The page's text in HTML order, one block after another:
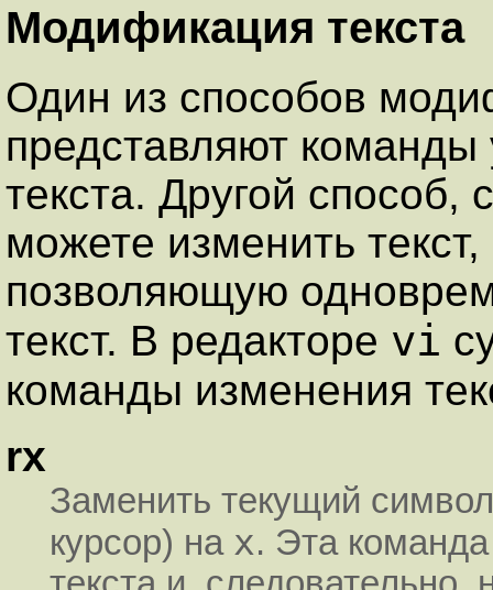
Модификация текста
Один из способов
представляют
текста. Другой
можете изменить
позволяющую
текст. В редакторе vi
команды изменения
rx
Заменить текущий
курсор) на x. Эта